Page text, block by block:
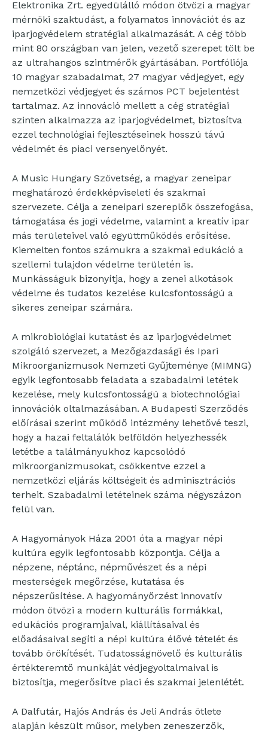
Elektronika Zrt. egyedülálló módon ötvözi a magyar
mérnöki szaktudást, a folyamatos innovációt és az
iparjogvédelem stratégiai alkalmazását. A cég több
mint 80 országban van jelen, vezető szerepet tölt be
az ultrahangos szintmérők gyártásában. Portfóliója
10 magyar szabadalmat, 27 magyar védjegyet, egy
nemzetközi védjegyet és számos PCT bejelentést
tartalmaz. Az innováció mellett a cég stratégiai
szinten alkalmazza az iparjogvédelmet, biztosítva
ezzel technológiai fejlesztéseinek hosszú távú
védelmét és piaci versenyelőnyét.
A Music Hungary Szövetség, a magyar zeneipar
meghatározó érdekképviseleti és szakmai
szervezete. Célja a zeneipari szereplők összefogása,
támogatása és jogi védelme, valamint a kreatív ipar
más területeivel való együttműködés erősítése.
Kiemelten fontos számukra a szakmai edukáció a
szellemi tulajdon védelme területén is.
Munkásságuk bizonyítja, hogy a zenei alkotások
védelme és tudatos kezelése kulcsfontosságú a
sikeres zeneipar számára.
A mikrobiológiai kutatást és az iparjogvédelmet
szolgáló szervezet, a Mezőgazdasági és Ipari
Mikroorganizmusok Nemzeti Gyűjteménye (MIMNG)
egyik legfontosabb feladata a szabadalmi letétek
kezelése, mely kulcsfontosságú a biotechnológiai
innovációk oltalmazásában. A Budapesti Szerződés
előírásai szerint működő intézmény lehetővé teszi,
hogy a hazai feltalálók belföldön helyezhessék
letétbe a találmányukhoz kapcsolódó
mikroorganizmusokat, csökkentve ezzel a
nemzetközi eljárás költségeit és adminisztrációs
terheit. Szabadalmi letéteinek száma négyszázon
felül van.
A Hagyományok Háza 2001 óta a magyar népi
kultúra egyik legfontosabb központja. Célja a
népzene, néptánc, népművészet és a népi
mesterségek megőrzése, kutatása és
népszerűsítése. A hagyományőrzést innovatív
módon ötvözi a modern kulturális formákkal,
edukációs programjaival, kiállításaival és
előadásaival segíti a népi kultúra élővé tételét és
tovább örökítését. Tudatosságnövelő és kulturális
értékteremtő munkáját védjegyoltalmaival is
biztosítja, megerősítve piaci és szakmai jelenlétét.
A Dalfutár, Hajós András és Jeli András ötlete
alapján készült műsor, melyben zeneszerzők,